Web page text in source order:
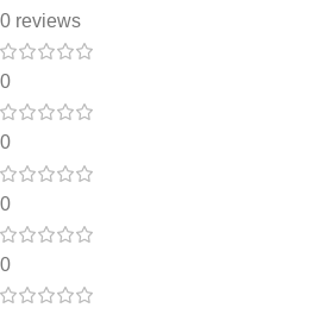
0 reviews
0
0
0
0